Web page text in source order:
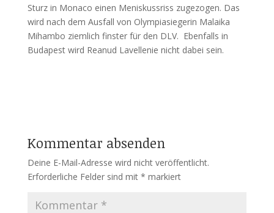
Sturz in Monaco einen Meniskussriss zugezogen. Das
wird nach dem Ausfall von Olympiasiegerin Malaika
Mihambo ziemlich finster für den DLV. Ebenfalls in
Budapest wird Reanud Lavellenie nicht dabei sein.
Kommentar absenden
Deine E-Mail-Adresse wird nicht veröffentlicht.
Erforderliche Felder sind mit * markiert